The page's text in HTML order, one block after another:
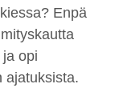
Enpä
opi
ajatuksista.